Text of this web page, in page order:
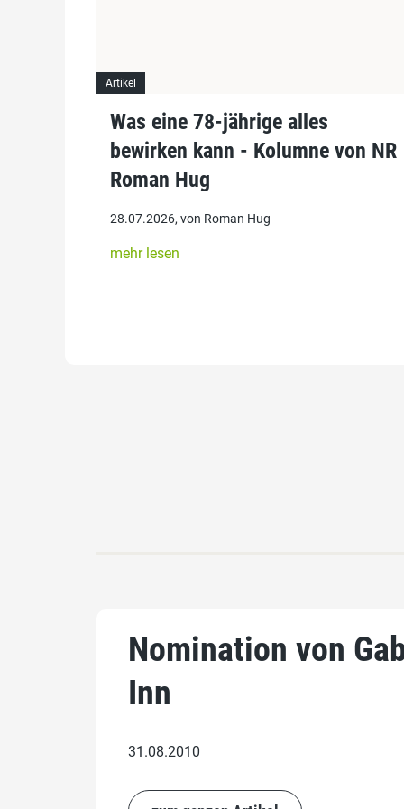
Artikel
Was eine 78-jährige alles
bewirken kann - Kolumne von NR
Roman Hug
28.07.2026, von Roman Hug
mehr lesen
Nomination von
Inn
31.08.2010